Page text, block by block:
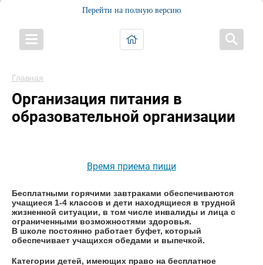
Перейти на полную версию
Главная
Организация питания в
образовательной организации
Время приема пищи
Бесплатными горячими завтраками обеспечиваются
учащиеся 1-4 классов и дети находящиеся в трудной
жизненной ситуации, в том числе инвалиды и лица с
ограниченными возможностями здоровья.
В школе постоянно работает буфет, который
обеспечивает учащихся обедами и выпечкой.
Категории детей, имеющих право на бесплатное